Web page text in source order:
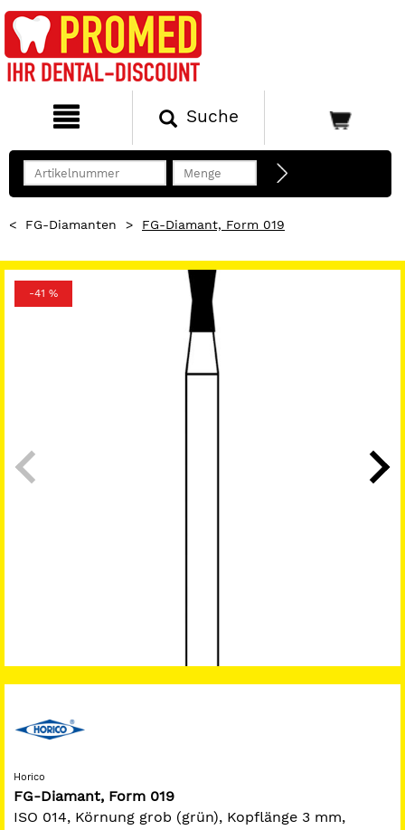
Suche
< FG-Diamanten > FG-Diamant, Form 019
-41 %
Horico
FG-Diamant, Form 019
ISO 014, Körnung grob (grün), Kopflänge 3 mm,